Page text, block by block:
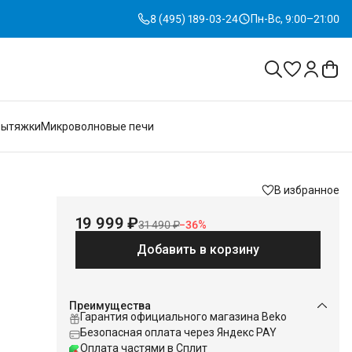
8 (495) 189-03-24 Пн-Вс, 9:00–21:00
Микроволновые печи
В избранное
19 999 ₽31 490 ₽−36%
Добавить в корзину
Преимущества
Гарантия официального магазина Beko
Безопасная оплата через Яндекс PAY
Оплата частями в Сплит